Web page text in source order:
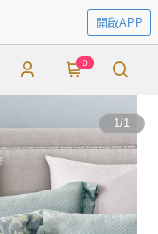
開啟APP
0
1/1